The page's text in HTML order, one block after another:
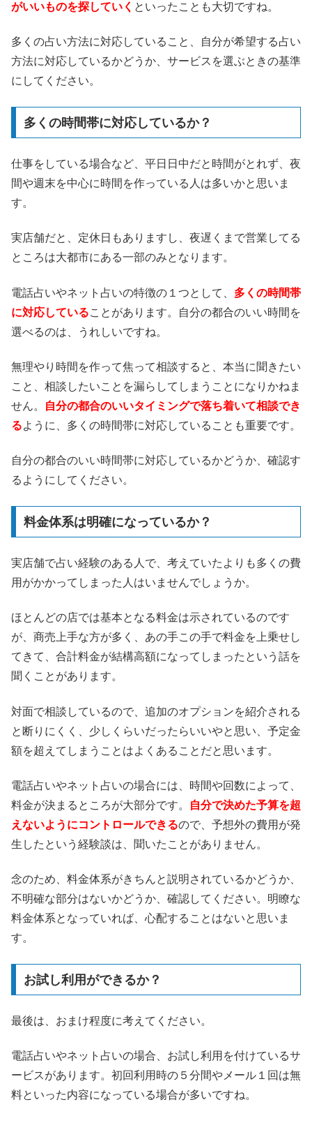
がいいものを探していく といったことも大切ですね。
多くの占い方法に対応していること、自分が希望する占い
方法に対応しているかどうか、サービスを選ぶときの基準
にしてください。
多くの時間帯に対応しているか？
仕事をしている場合など、平日日中だと時間がとれず、夜
間や週末を中心に時間を作っている人は多いかと思いま
す。
実店舗だと、定休日もありますし、夜遅くまで営業してる
ところは大都市にある一部のみとなります。
電話占いやネット占いの特徴の１つとして、 多くの時間帯
に対応していることがあります。自分の都合のいい時間を
選べるのは、うれしいですね。
無理やり時間を作って焦って相談すると、本当に聞きたい
こと、相談したいことを漏らしてしまうことになりかねま
せん。
自分の都合のいいタイミングで落ち着いて相談でき
るように、多くの時間帯に対応していることも重要です。
自分の都合のいい時間帯に対応しているかどうか、確認す
るようにしてください。
料金体系は明確になっているか？
実店舗で占い経験のある人で、考えていたよりも多くの費
用がかかってしまった人はいませんでしょうか。
ほとんどの店では基本となる料金は示されているのです
が、商売上手な方が多く、あの手この手で料金を上乗せし
てきて、合計料金が結構高額になってしまったという話を
聞くことがあります。
対面で相談しているので、追加のオプションを紹介される
と断りにくく、少しくらいだったらいいやと思い、予定金
額を超えてしまうことはよくあることだと思います。
電話占いやネット占いの場合には、時間や回数によって、
料金が決まるところが大部分です。
自分で決めた予算を超
えないようにコントロールできるので、予想外の費用が発
生したという経験談は、聞いたことがありません。
念のため、料金体系がきちんと説明されているかどうか、
不明確な部分はないかどうか、確認してください。明瞭な
料金体系となっていれば、心配することはないと思いま
す。
お試し利用ができるか？
最後は、おまけ程度に考えてください。
電話占いやネット占いの場合、お試し利用を付けているサ
ービスがあります。初回利用時の５分間やメール１回は無
料といった内容になっている場合が多いですね。